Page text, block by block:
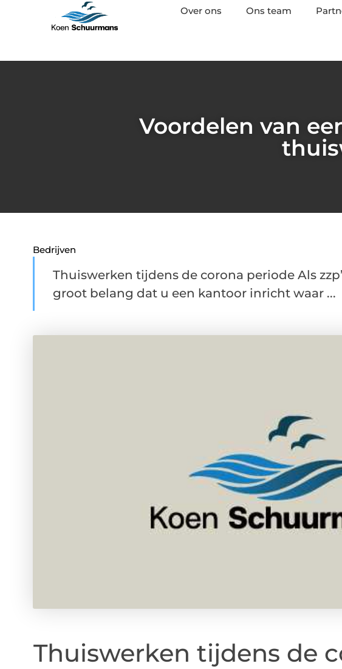
Over ons Ons team
Voordelen van
Bedrijven
Thuiswerken tijdens de corona periode Als
groot belang dat u een kantoor inricht waar ...
Thuiswerken tijdens de